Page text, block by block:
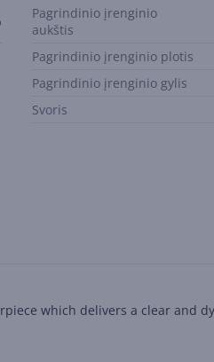
Pagrindinio įrenginio
aukštis
Pagrindinio įrenginio plotis
Pagrindinio įrenginio gylis
Svoris
which delivers a clear and